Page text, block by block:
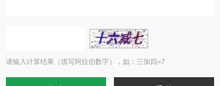
请输入计算结果（填写阿拉伯数字），如：三加四=7